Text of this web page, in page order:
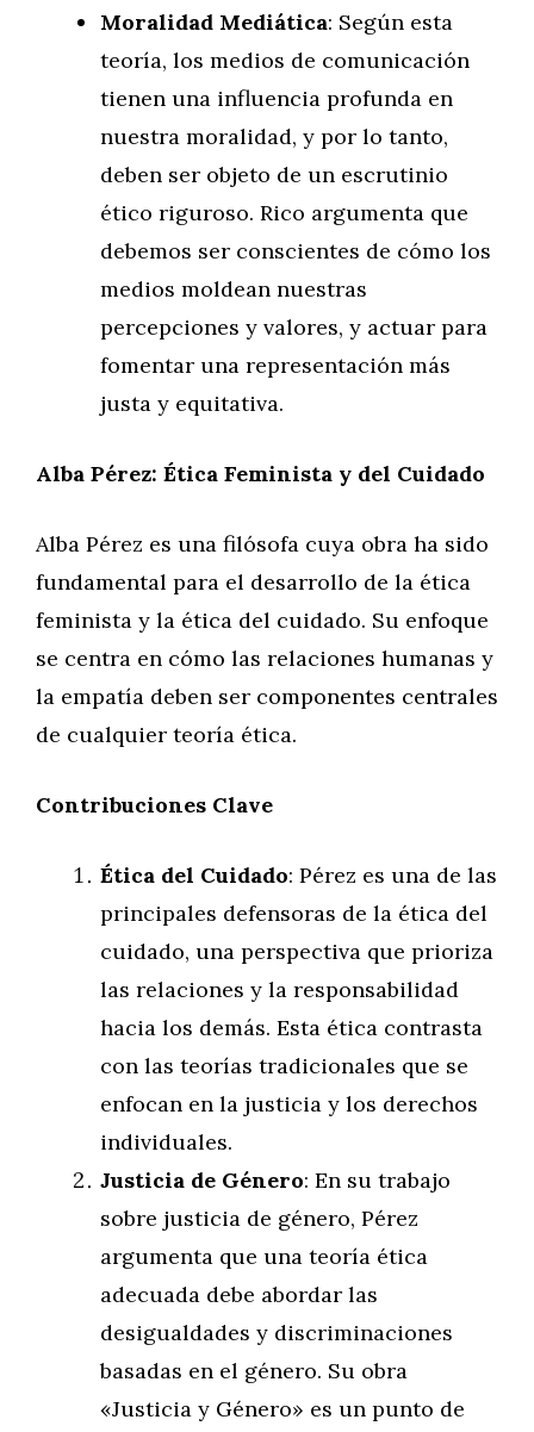
Moralidad Mediática: Según esta
teoría, los medios de comunicación
tienen una influencia profunda en
nuestra moralidad, y por lo tanto,
deben ser objeto de un escrutinio
ético riguroso. Rico argumenta que
debemos ser conscientes de cómo los
medios moldean nuestras
percepciones y valores, y actuar para
fomentar una representación más
justa y equitativa.
Alba Pérez: Ética Feminista y del Cuidado
Alba Pérez es una filósofa cuya obra ha sido
fundamental para el desarrollo de la ética
feminista y la ética del cuidado. Su enfoque
se centra en cómo las relaciones humanas y
la empatía deben ser componentes centrales
de cualquier teoría ética.
Contribuciones Clave
Ética del Cuidado: Pérez es una de las
principales defensoras de la ética del
cuidado, una perspectiva que prioriza
las relaciones y la responsabilidad
hacia los demás. Esta ética contrasta
con las teorías tradicionales que se
enfocan en la justicia y los derechos
individuales.
Justicia de Género: En su trabajo
sobre justicia de género, Pérez
argumenta que una teoría ética
adecuada debe abordar las
desigualdades y discriminaciones
basadas en el género. Su obra
«Justicia y Género» es un punto de